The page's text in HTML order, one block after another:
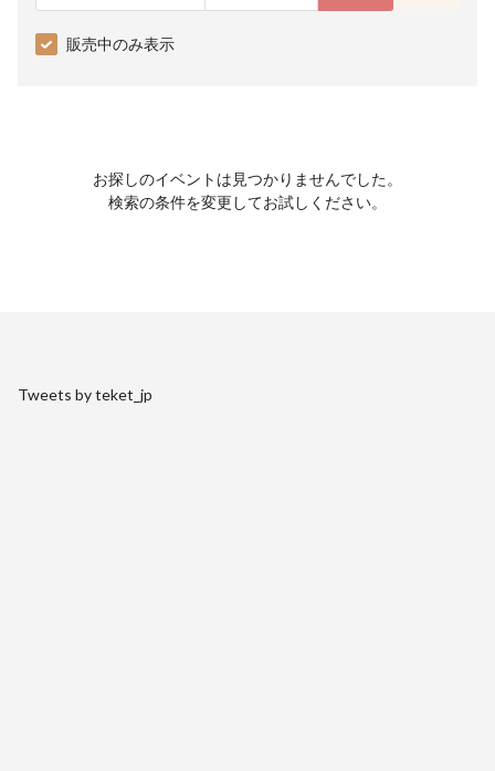
販売中のみ表示
お探しのイベントは見つかりませんでした。
検索の条件を変更してお試しください。
Tweets by teket_jp